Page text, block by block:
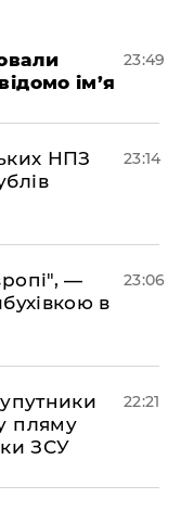
ім’я
23:49
НПЗ
23:14
—
в
23:06
пляму
ЗСУ
22:21